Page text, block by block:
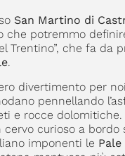
San Martino di
che potremmo
Trentino”, che fa da
.
divertimento per
pennellando
e rocce dolomitiche.
curioso a bordo
imponenti le Pale